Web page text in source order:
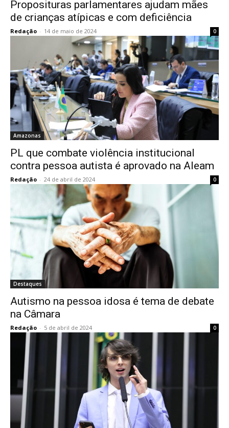
Proposituras parlamentares ajudam mães
de crianças atípicas e com deficiência
Redação - 14 de maio de 2024 0
Amazonas
PL que combate violência institucional
contra pessoa autista é aprovado na Aleam
Redação - 24 de abril de 2024 0
Destaques
Autismo na pessoa idosa é tema de debate
na Câmara
Redação - 5 de abril de 2024 0